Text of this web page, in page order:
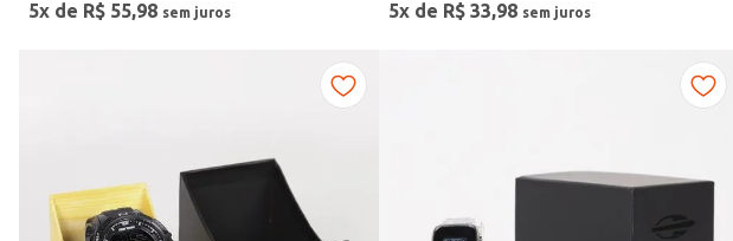
Modelo de Pulseira
5x de R$ 55,98 5x de R$ 33,98